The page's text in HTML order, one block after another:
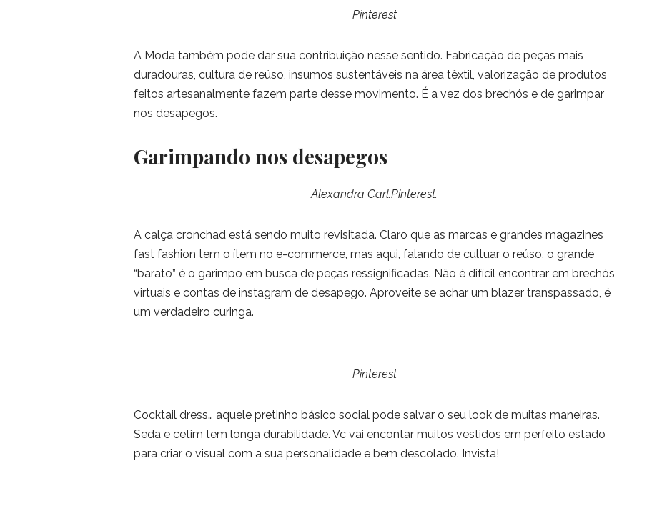
Pinterest
A Moda também pode dar sua contribuição nesse sentido. Fabricação de peças mais
duradouras, cultura de reúso, insumos sustentáveis na área têxtil, valorização de produtos
feitos artesanalmente fazem parte desse movimento. É a vez dos brechós e de garimpar
nos desapegos.
Garimpando nos desapegos
Alexandra Carl.Pinterest.
A calça cronchad está sendo muito revisitada. Claro que as marcas e grandes magazines
fast fashion tem o ítem no e-commerce, mas aqui, falando de cultuar o reúso, o grande
“barato” é o garimpo em busca de peças ressignificadas. Não é difícil encontrar em brechós
virtuais e contas de instagram de desapego. Aproveite se achar um blazer transpassado, é
um verdadeiro curinga.
Pinterest
Cocktail dress… aquele pretinho básico social pode salvar o seu look de muitas maneiras.
Seda e cetim tem longa durabilidade. Vc vai encontar muitos vestidos em perfeito estado
para criar o visual com a sua personalidade e bem descolado. Invista!